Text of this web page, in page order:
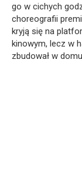
go w cichych
choreografii
kryją się na
kinowym, lecz w
zbudował w